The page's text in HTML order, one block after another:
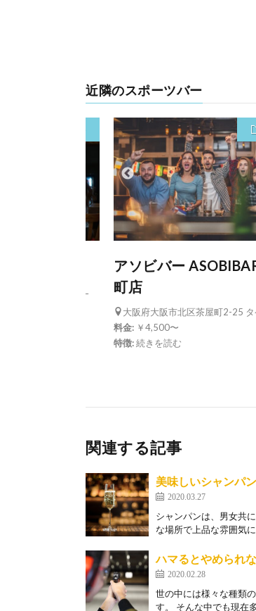
近隣のスポーツバー
アソビバー
町店
大阪府大阪市北区茶屋町2-25
料金: ￥4,500〜
特徴:続きを読む
関連する記事
美味しいシャンパ
2020.03.27
シャンパンは、男女共
な場所で上品な雰囲気
ハマるとやめられ
2020.02.28
世の中には様々な種類
す。 そんな中でも現在